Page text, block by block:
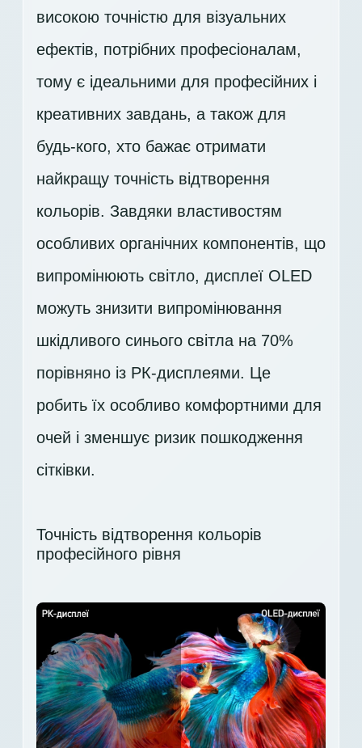
високою точністю для візуальних
ефектів, потрібних професіоналам,
тому є ідеальними для професійних і
креативних завдань, а також для
будь-кого, хто бажає отримати
найкращу точність відтворення
кольорів. Завдяки властивостям
особливих органічних компонентів, що
випромінюють світло, дисплеї OLED
можуть знизити випромінювання
шкідливого синього світла на 70%
порівняно із РК-дисплеями. Це
робить їх особливо комфортними для
очей і зменшує ризик пошкодження
сітківки.
Точність відтворення кольорів
професійного рівня